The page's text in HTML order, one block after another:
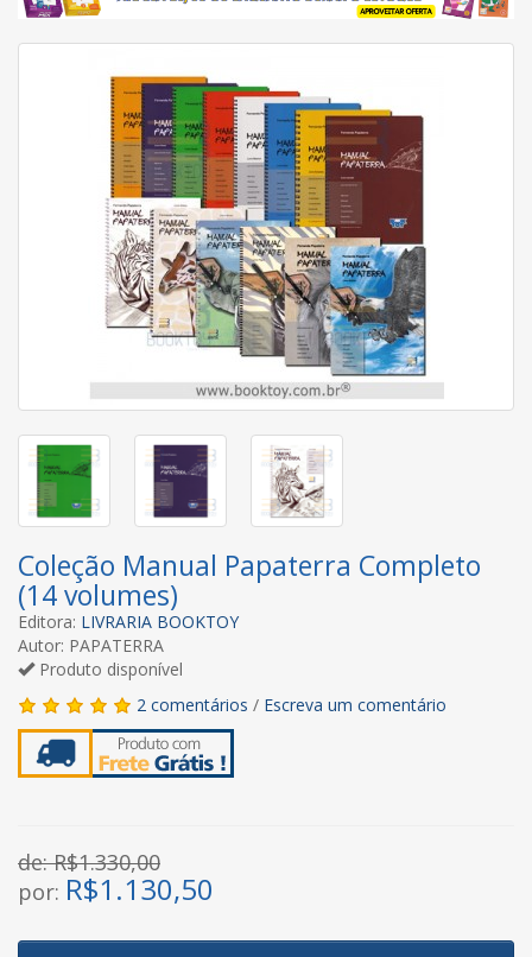
Coleção Manual Papaterra Completo
(14 volumes)
Editora: LIVRARIA BOOKTOY
Autor: PAPATERRA
Produto disponível
2 comentários / Escreva um comentário
de: R$1.330,00
por: R$1.130,50